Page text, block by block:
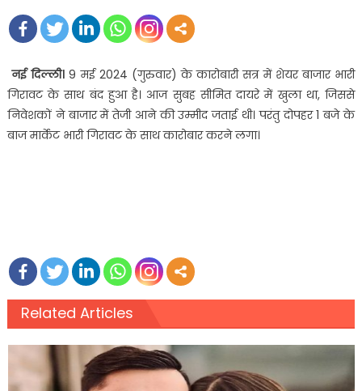
नई दिल्ली।9 मई 2024 (गुरुवार) के कारोबारी सत्र में शेयर बाजार भारी
गिरावट के साथ बंद हुआ है। आज सुबह सीमित दायरे में खुला था, जिससे
निवेशकों ने बाजार में तेजी आने की उम्मीद जताई थी। परंतु दोपहर 1 बजे के
बाज मार्केट भारी गिरावट के साथ कारोबार करने लगा।
Related Articles